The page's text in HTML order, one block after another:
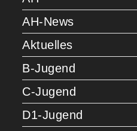
AH-News
Aktuelles
B-Jugend
C-Jugend
D1-Jugend